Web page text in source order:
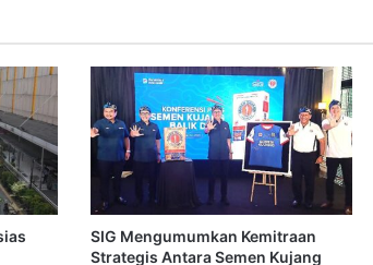
SIG Mengumumkan Kemitraan
Strategis Antara Semen Kujang